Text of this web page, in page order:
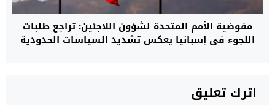
مفوضية الأمم المتحدة لشؤون اللاجئين: تراجع طلبات
اللجوء في إسبانيا يعكس تشديد السياسات الحدودية
اترك تعليق